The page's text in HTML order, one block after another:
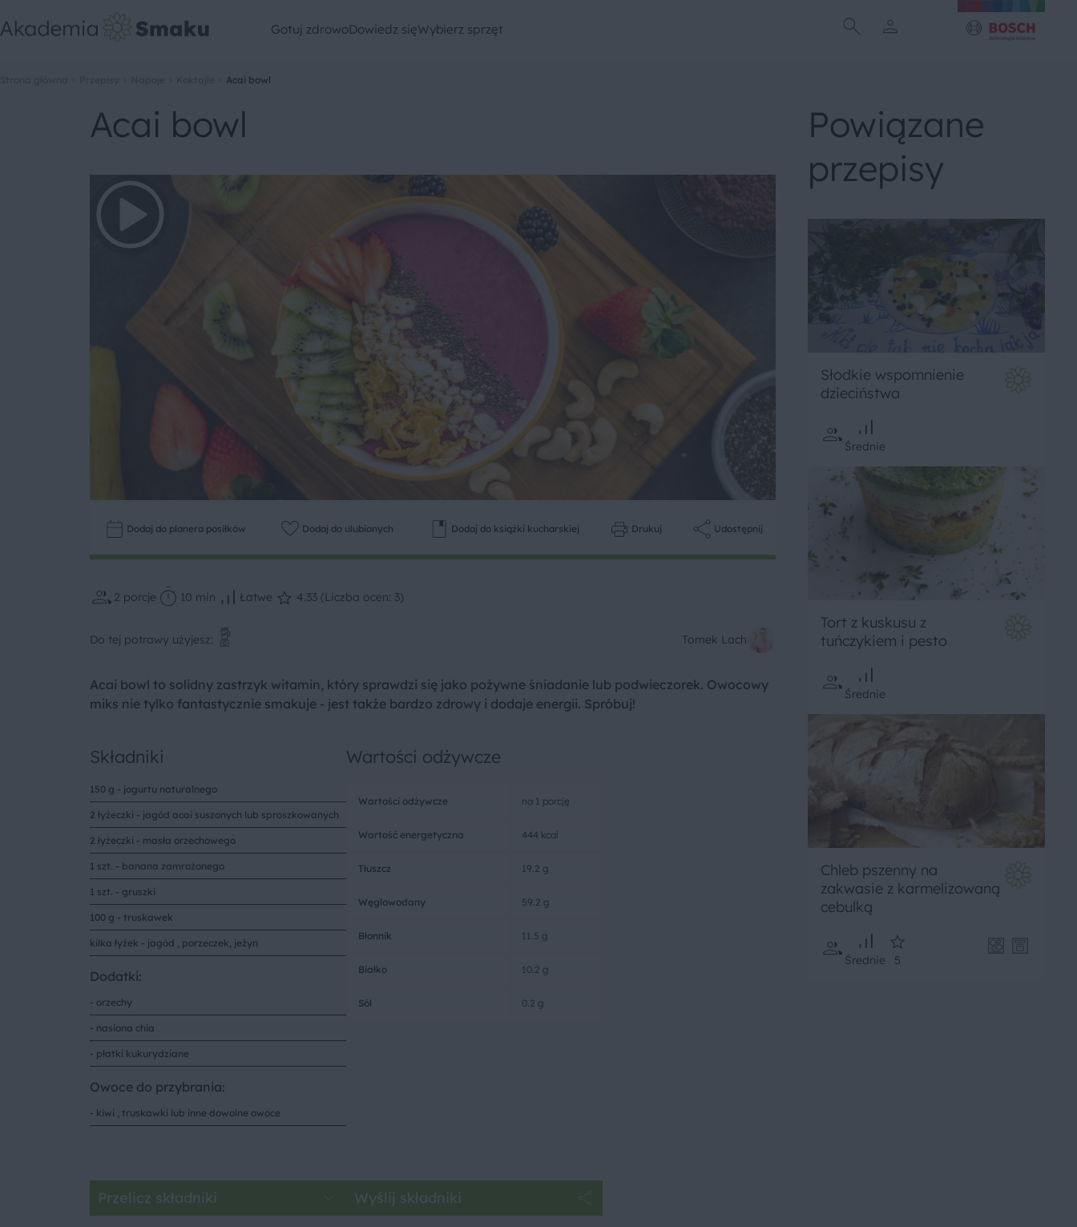
Gotuj zdrowoDowiedz sięWybierz sprzęt
Acai bowl
Acai bowl
Dodaj do planera posiłków Dodaj do ulubionych Dodaj do książki kucharskiej Drukuj Udostępnij
2 porcje 10 min Łatwe 4.33 (Liczba ocen: 3)
Do tej potrawy użyjesz: Tomek Lach
Acai bowl to solidny zastrzyk witamin, który sprawdzi się jako pożywne śniadanie lub podwieczorek. Owocowy
miks nie tylko fantastycznie smakuje - jest także bardzo zdrowy i dodaje energii. Spróbuj!
Składniki
150 g - jogurtu naturalnego
2 łyżeczki - jagód acai suszonych lub sproszkowanych
2 łyżeczki - masła orzechowego
1 szt. - banana zamrożonego
1 szt. - gruszki
100 g - truskawek
kilka łyżek - jagód , porzeczek, jeżyn
Dodatki:
- orzechy
- nasiona chia
- płatki kukurydziane
Owoce do przybrania:
- kiwi , truskawki lub inne dowolne owoce
Wartości odżywcze
Wartości odżywcze na 1 porcję
Wartość energetyczna 444 kcal
Tłuszcz 19.2 g
Węglowodany 59.2 g
Błonnik 11.5 g
Białko 10.2 g
Sól 0.2 g
Przelicz składniki Wyślij składniki
Powiązane
przepisy
Słodkie wspomnienie
dzieciństwa
Średnie
Tort z kuskusu z
tuńczykiem i pesto
Średnie
Chleb pszenny na
zakwasie z karmelizowaną
cebulką
Średnie 5